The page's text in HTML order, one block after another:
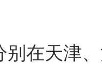
别在天津